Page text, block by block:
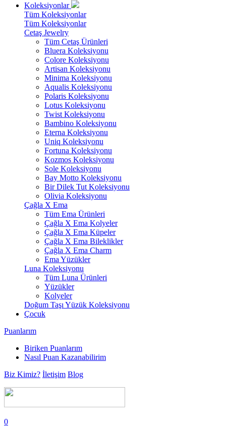
Koleksiyonlar
Tüm Koleksiyonlar
Tüm Koleksiyonlar
Cetaş Jewelry
Tüm Cetaş Ürünleri
Bluera Koleksiyonu
Colore Koleksiyonu
Artisan Koleksiyonu
Minima Koleksiyonu
Aqualis Koleksiyonu
Polaris Koleksiyonu
Lotus Koleksiyonu
Twist Koleksiyonu
Bambino Koleksiyonu
Eterna Koleksiyonu
Uniq Koleksiyonu
Fortuna Koleksiyonu
Kozmos Koleksiyonu
Sole Koleksiyonu
Bay Motto Koleksiyonu
Bir Dilek Tut Koleksiyonu
Olivia Koleksiyonu
Çağla X Ema
Tüm Ema Ürünleri
Çağla X Ema Kolyeler
Çağla X Ema Küpeler
Çağla X Ema Bileklikler
Çağla X Ema Charm
Ema Yüzükler
Luna Koleksiyonu
Tüm Luna Ürünleri
Yüzükler
Kolyeler
Doğum Taşı Yüzük Koleksiyonu
Çocuk
Puanlarım
Biriken Puanlarım
Nasıl Puan Kazanabilirim
Biz Kimiz? İletişim Blog
0